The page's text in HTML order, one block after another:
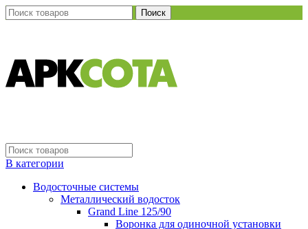
Поиск
В категории
Водосточные системы
Металлический водосток
Grand Line 125/90
Воронка для одиночной установки